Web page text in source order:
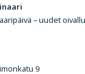
– uudet
9